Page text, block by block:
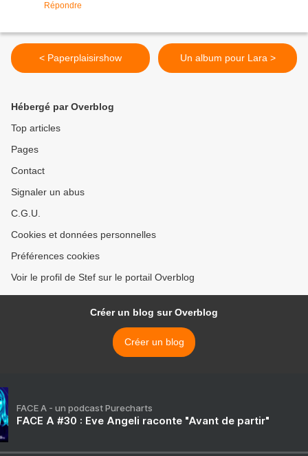
Répondre
< Paperplaisirshow Un album pour Lara >
Hébergé par Overblog
Top articles
Pages
Contact
Signaler un abus
C.G.U.
Cookies et données personnelles
Préférences cookies
Voir le profil de Stef sur le portail Overblog
Créer un blog sur Overblog
Créer un blog
FACE A - un podcast Purecharts
FACE A #30 : Eve Angeli raconte "Avant de partir"